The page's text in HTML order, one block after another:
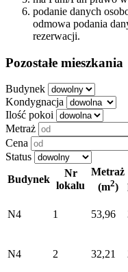
podanie danych
odmowa podania
rezerwacji.
Pozostałe mieszkania
Budynek
Kondygnacja
Ilość pokoi
Metraż
Cena
Status
Budynek
Nr
lokalu
Metraż
(m2)
N4 1 53,96
N4 2 32,21